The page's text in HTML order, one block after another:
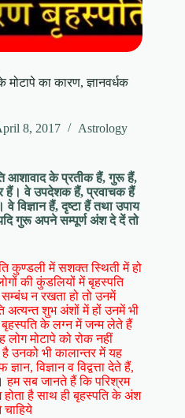
का कारण, ज्ञानवर्धक
8, 2017 Astrology
आशावाद के प्रतीक हैं, गुरू हैं,
हैं। वे उपदेशक हैं, प्रवाचक हैं
विज्ञान हैं, दृष्टा हैं तथा उपाय
गुरू अपने सम्पूर्ण अंश दे दें तो
कुण्डली में सशक्त स्थिती में हो
की कुंडलियों में बृहस्पति
सम्बंध न रखता हो तो उनमें
अत्यन्त शुभ अंशों में हों उनमें भी
के लग्न में जन्म लेते हैं
मोटापे को रोक नहीं
है उनको भी कालान्तर में यह
विज्ञान व विद्वत्ता देते हैं,
सब जानते हैं कि परिश्रम
है साथ ही बृहस्पति के अंश